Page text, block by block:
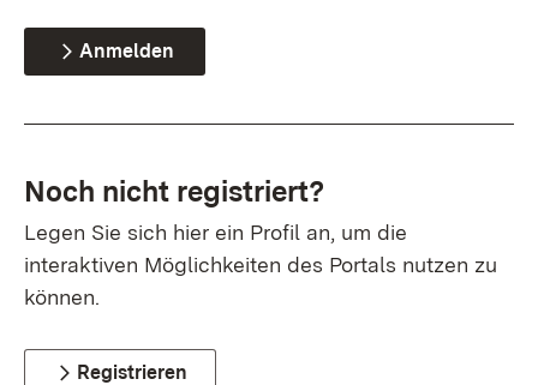
Anmelden
Noch nicht registriert?
Legen Sie sich hier ein Profil an, um die
interaktiven Möglichkeiten des Portals nutzen zu
können.
Registrieren